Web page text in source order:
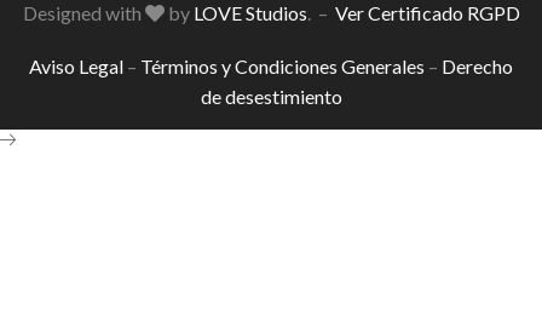
Designed with by LOVE Studios. – Ver Certificado RGPD
Aviso Legal – Términos y Condiciones Generales – Derecho
de desestimiento